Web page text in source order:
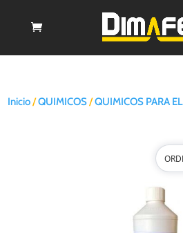
Inicio/QUIMICOS/QUIMICOS PARA